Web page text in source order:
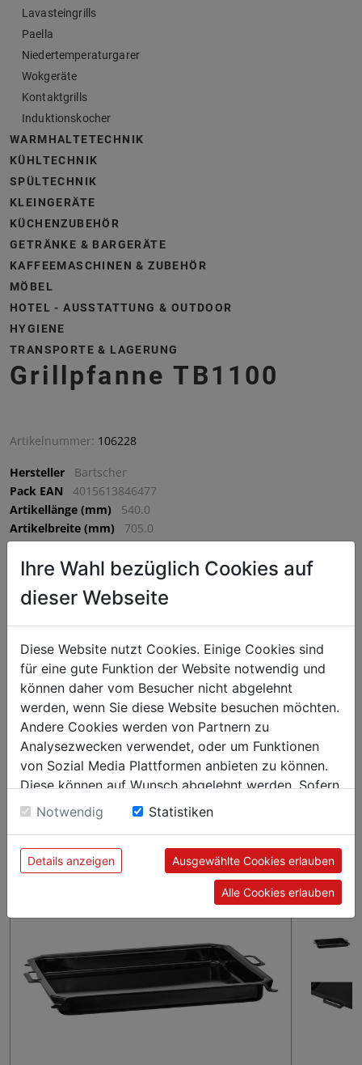
Lavasteingrills
Paella
Niedertemperaturgarer
Wokgeräte
Kontaktgrills
Induktionskocher
WARMHALTETECHNIK
KÜHLTECHNIK
SPÜLTECHNIK
KLEINGERÄTE
KÜCHENZUBEHÖR
GETRÄNKE & BARGERÄTE
KAFFEEMASCHINEN & ZUBEHÖR
MÖBEL
HOTEL - AUSSTATTUNG & OUTDOOR
HYGIENE
TRANSPORTE & LAGERUNG
Grillpfanne TB1100
Artikelnummer: 106228
Hersteller
Bartscher
Pack EAN
4015613846477
Artikellänge (mm)
540.0
Artikelbreite (mm)
705.0
Artikelhöhe (mm)
70.0
VPE
1 VPE = 1 Stück
€ 146,25
exkl. MwSt. (€ 175,50 inkl. MwSt.) zzgl.Versandkosten
Lieferzeit: 5-7 Werktage
^
^
IN DEN WARENKORB
Die für die Gas-Tischbräter TB1100PF und TB1100R ausgelegte
Grillpfanne ist auf Grund ihrer emaillierten Ausführung
kratzfest sowie besonders robust und langlebig.
Ihre Wahl bezüglich Cookies auf
dieser Webseite
Diese Website nutzt Cookies. Einige Cookies sind
für eine gute Funktion der Website notwendig und
können daher vom Besucher nicht abgelehnt
werden, wenn Sie diese Website besuchen möchten.
Andere Cookies werden von Partnern zu
Analysezwecken verwendet, oder um Funktionen
von Sozial Media Plattformen anbieten zu können.
Diese können auf Wunsch abgelehnt werden. Sofern
sie unsere Webseite weiter nutzen, geben Sie
Einwilligung zu unseren Cookies.
Notwendig Statistiken
Details anzeigen Ausgewählte Cookies erlauben
Alle Cookies erlauben